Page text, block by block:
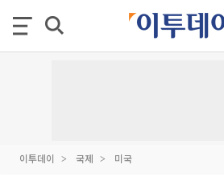
이투데이 국제 미국